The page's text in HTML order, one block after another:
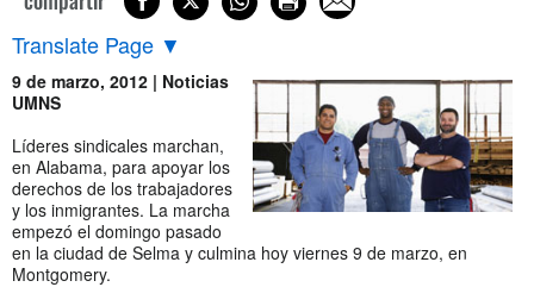
Translate Page ▼
9 de marzo, 2012 | Noticias
UMNS
Líderes sindicales marchan,
en Alabama, para apoyar los
derechos de los trabajadores
y los inmigrantes. La marcha
empezó el domingo pasado
en la ciudad de Selma y culmina hoy viernes 9 de marzo, en
Montgomery.